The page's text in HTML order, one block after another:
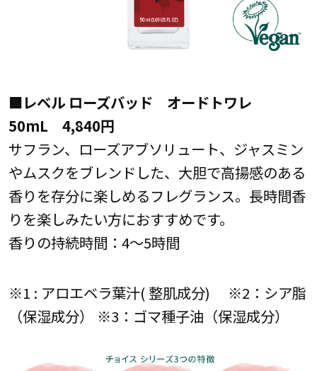
■レベル ローズバッド オードトワレ
50mL 4,840円
サフラン、ローズアブソリュート、ジャスミン
やムスクをブレンドした、大胆で高揚感のある
香りを存分に楽しめるフレグランス。長時間香
りを楽しみたい方におすすめです。
香りの持続時間：4～5時間
※1 : アロエベラ葉汁( 整肌成分) ※2：シア脂
（保湿成分） ※3：ゴマ種子油（保湿成分）